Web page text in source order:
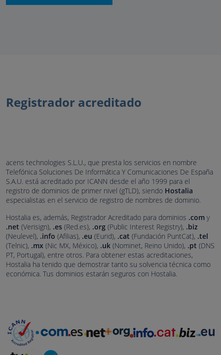
Registrador acreditado
acens technologies S.L.U., que presta los servicios en nombre
Telefónica Soluciones De Informática Y Comunicaciones De España
S.A.U. está acreditado por ICANN desde el año 1999 para el
registro de dominios de primer nivel (gTLD), siendo Hostalia
especialistas en el servicio de registro de nombres de dominio.
Hostalia es, además, Registrador Acreditado para dominios .com y
.net (Verisign), .es (Red.es), .org (Public Interest Registry), .biz
(Neulevel), .info (Afilias), .eu (Eurid), .cat (Fundación PuntCat), .tel
(Telnic), .mx (Nic MX, México), .uk (Nominet, Reino Unido), .pt (DNS
PT, Portugal), entre otros. Para obtener estas acreditaciones,
Hostalia ha tenido que demostrar tanto su solvencia técnica como
económica. Tus dominios estarán seguros con Hostalia.